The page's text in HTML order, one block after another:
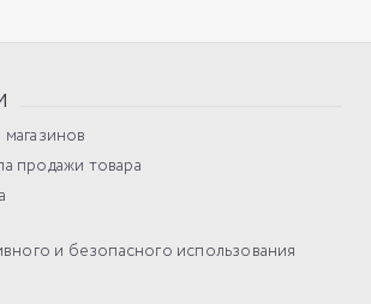
магазинов
продажи товара
и безопасного использования